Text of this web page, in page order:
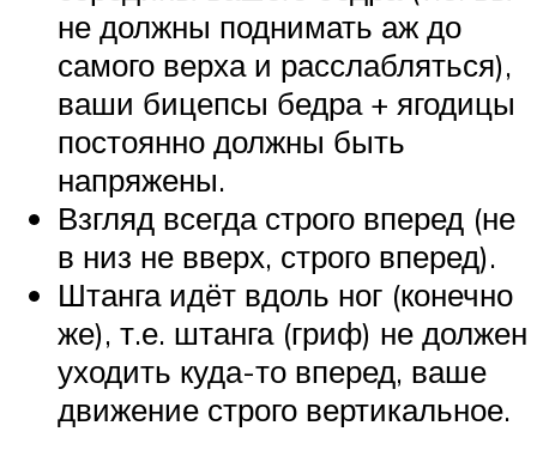
не должны поднимать аж до
самого верха и расслабляться),
ваши бицепсы бедра + ягодицы
постоянно должны быть
напряжены.
Взгляд всегда строго вперед (не
в низ не вверх, строго вперед).
Штанга идёт вдоль ног (конечно
же), т.е. штанга (гриф) не должен
уходить куда-то вперед, ваше
движение строго вертикальное.